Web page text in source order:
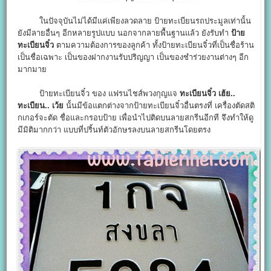
ในปัจจุบันไม่ได้มีแค่เพียงลวดลาย ป้ายทะเบียนรถประมูลเท่านั้น
ยังมีลายอื่นๆ อีกหลายรูปแบบ นอกจากลายพื้นฐานแล้ว ยังรับทำป้าย
ทะเบียนจิ๋ว ตามความต้องการของลูกค้า ทั้งป้ายทะเบียนจิ๋วที่เป็นชื่อร้าน
เป็นชื่อเฉพาะ เป็นของฝากงานรับปริญญา เป็นของชำร่วยงานต่างๆ อีก
มากมาย
ป้ายทะเบียนจิ๋ว ของ แฟรนไชส์พวงกุญแจทะเบียนจิ๋ว เฮ้ย..
ทะเบียน.. เว้ย นั้นมีข้อแตกต่างจากป้ายทะเบียนจิ๋วอื่นตรงที่ เครื่องตัดสติ
กเกอร์จะตัด ชื่อและกรอบป้าย เพื่อนำไปติดบนลายสกรีนอีกที จึงทำให้ดู
มีมิติมากกว่า แบบที่ปริ้นท์ตัวอักษรลงบนลายสกรีนโดยตรง